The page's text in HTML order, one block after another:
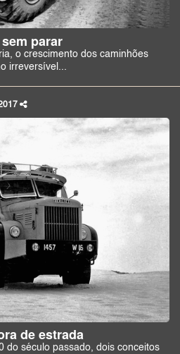
parar
o crescimento dos caminhões
irreversível...
de estrada
do século passado, dois conceitos